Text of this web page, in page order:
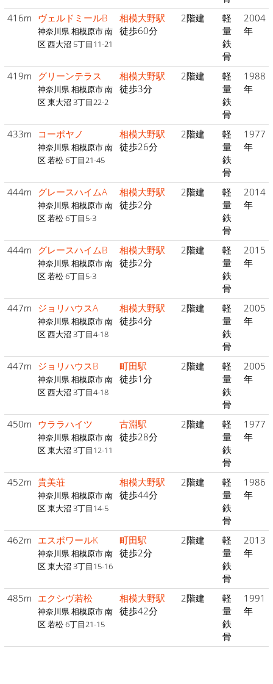
416m ヴェルドミールB
神奈川県 相模原市 南
区 西大沼 5丁目11-21
相模大野駅
徒歩60分
2階建
軽
量
鉄
骨
2004
年
419m グリーンテラス
神奈川県 相模原市 南
区 東大沼 3丁目22-2
相模大野駅
徒歩3分
2階建
軽
量
鉄
骨
1988
年
433m コーポヤノ
神奈川県 相模原市 南
区 若松 6丁目21-45
相模大野駅
徒歩26分
2階建
軽
量
鉄
骨
1977
年
444m グレースハイムA
神奈川県 相模原市 南
区 若松 6丁目5-3
相模大野駅
徒歩2分
2階建
軽
量
鉄
骨
2014
年
444m グレースハイムB
神奈川県 相模原市 南
区 若松 6丁目5-3
相模大野駅
徒歩2分
2階建
軽
量
鉄
骨
2015
年
447m ジョリハウスA
神奈川県 相模原市 南
区 西大沼 3丁目4-18
相模大野駅
徒歩4分
2階建
軽
量
鉄
骨
2005
年
447m ジョリハウスB
神奈川県 相模原市 南
区 西大沼 3丁目4-18
町田駅
徒歩1分
2階建
軽
量
鉄
骨
2005
年
450m ウララハイツ
神奈川県 相模原市 南
区 東大沼 3丁目12-11
古淵駅
徒歩28分
2階建
軽
量
鉄
骨
1977
年
452m 貴美荘
神奈川県 相模原市 南
区 東大沼 3丁目14-5
相模大野駅
徒歩44分
2階建
軽
量
鉄
骨
1986
年
462m エスポワールK
神奈川県 相模原市 南
区 東大沼 3丁目15-16
町田駅
徒歩2分
2階建
軽
量
鉄
骨
2013
年
485m エクシヴ若松
神奈川県 相模原市 南
区 若松 6丁目21-15
相模大野駅
徒歩42分
2階建
軽
量
鉄
骨
1991
年